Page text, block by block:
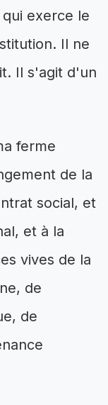
exerce le
Il ne
Il s'agit d'un
ferme
de la
social, et
et à la
vives de la
de
de